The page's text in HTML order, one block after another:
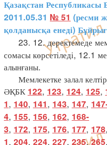
Қазақстан
2011.05.31 № 51 (ресми
қолданысқа енеді)
23. 12. деректемеде
сомасы көрсетіледі, 12.1
алынғаны.
Мемлекетке залал
ӘҚБК 122, 123, 124, 125,
1, 140, 141, 143, 147,
4, 155, 156, 162, 168-
3, 172, 175, 176, 177, 178
1, 204, 224, 227, 235,265,